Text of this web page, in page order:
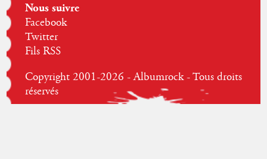
Nous suivre
Facebook
Twitter
Fils RSS
Copyright 2001-2026 - Albumrock - Tous droits
réservés